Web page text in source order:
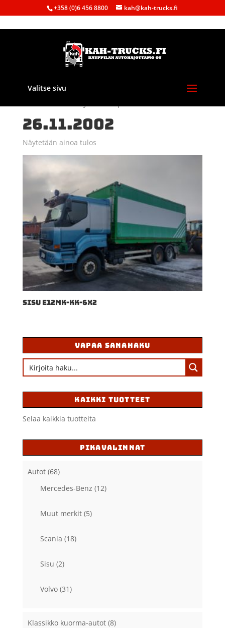
+358 (0)6 456 8800 kah@kah-trucks.fi
Valitse sivu
26.11.2002
Näytetään ainoa tulos
SISU E12MK-KK-6X2
VAPAA SANAHAKU
KAIKKI TUOTTEET
Selaa kaikkia tuotteita
PIKAVALINNAT
Autot (68)
Mercedes-Benz (12)
Muut merkit (5)
Scania (18)
Sisu (2)
Volvo (31)
Klassikko kuorma-autot (8)